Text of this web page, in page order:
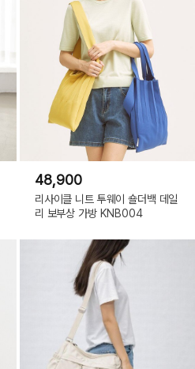
48,900
리사이클 니트 투웨이 숄더백 데일
리 보부상 가방 KNB004